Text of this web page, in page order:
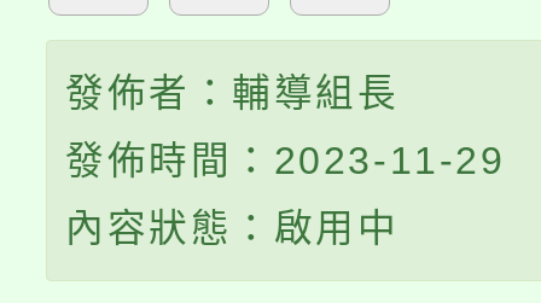
發佈者：輔導組長
發佈時間：2023-11-29
內容狀態：啟用中